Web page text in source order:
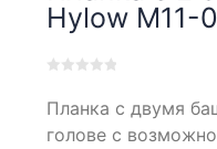
Hylow M11-
out
Планка с двумя
голове с